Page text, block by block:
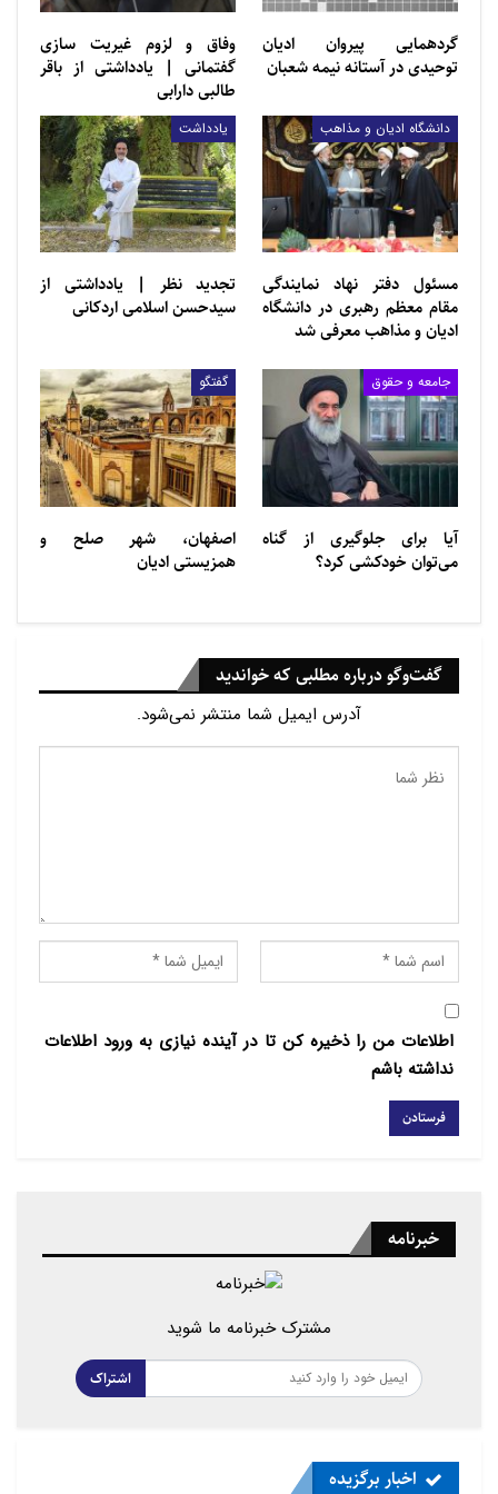
گردهمایی پیروان ادیان
توحیدی در آستانه نیمه شعبان
وفاق و لزوم غیریت سازی
گفتمانی | یادداشتی از باقر
طالبی دارابی
دانشگاه ادیان و مذاهب
مسئول دفتر نهاد نمایندگی
مقام معظم رهبری در دانشگاه
ادیان و مذاهب معرفی شد
یادداشت
تجديد ‌‌نظر | یادداشتی از
سيدحسن اسلامی اردكانی
جامعه و حقوق
آیا برای جلوگیری از گناه
می‌توان خودکشی کرد؟
گفتگو
اصفهان، شهر صلح و
همزیستی ادیان
گفت‌وگو درباره مطلبی که خواندید
آدرس ایمیل شما منتشر نمی‌شود.
اطلاعات من را ذخیره کن تا در آینده نیازی به ورود اطلاعات
نداشته باشم
خبرنامه
مشترک خبرنامه ما شوید
اشتراک
اخبار برگزیده